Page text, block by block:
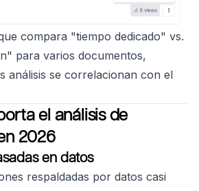
compara "tiempo dedicado" vs.
para varios documentos,
análisis se correlacionan con el
el análisis de
2026
en datos
respaldadas por datos casi